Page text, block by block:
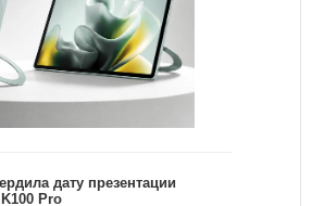
дату презентации
Pro